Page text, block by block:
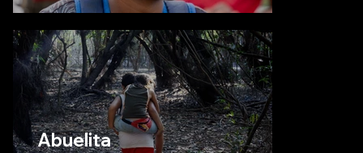
Abuelita